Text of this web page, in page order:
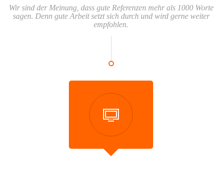
Wir sind der Meinung, dass gute Referenzen mehr als 1000 Worte
sagen. Denn gute Arbeit setzt sich durch und wird gerne weiter
empfohlen.